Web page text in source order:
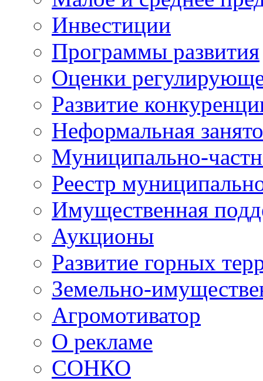
Инвестиции
Программы развития
Оценки
Развитие
Неформальная
Муниципально-
Реестр
Имущественная
Аукционы
Развитие горных
Земельно-
Агромотиватор
О рекламе
СОНКО